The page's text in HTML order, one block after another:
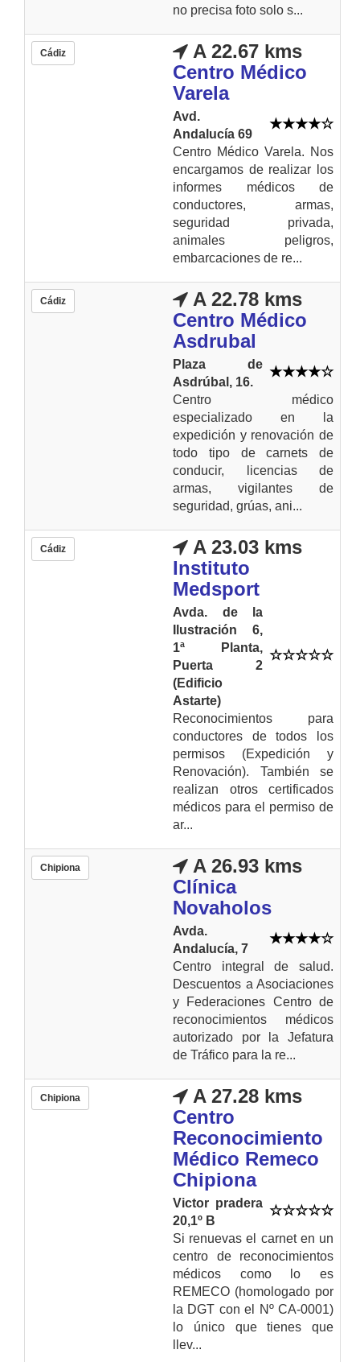
no precisa foto solo s...
Cádiz
A 22.67 kms
Centro Médico
Varela
Avd.
Andalucía 69
Centro Médico Varela. Nos
encargamos de realizar los
informes médicos de
conductores, armas,
seguridad privada,
animales peligros,
embarcaciones de re...
Cádiz
A 22.78 kms
Centro Médico
Asdrubal
Plaza de
Asdrúbal, 16.
Centro médico
especializado en la
expedición y renovación de
todo tipo de carnets de
conducir, licencias de
armas, vigilantes de
seguridad, grúas, ani...
Cádiz
A 23.03 kms
Instituto
Medsport
Avda. de la
Ilustración 6,
1ª Planta,
Puerta 2
(Edificio
Astarte)
Reconocimientos para
conductores de todos los
permisos (Expedición y
Renovación). También se
realizan otros certificados
médicos para el permiso de
ar...
Chipiona
A 26.93 kms
Clínica
Novaholos
Avda.
Andalucía, 7
Centro integral de salud.
Descuentos a Asociaciones
y Federaciones Centro de
reconocimientos médicos
autorizado por la Jefatura
de Tráfico para la re...
Chipiona
A 27.28 kms
Centro
Reconocimiento
Médico Remeco
Chipiona
Victor pradera
20,1º B
Si renuevas el carnet en un
centro de reconocimientos
médicos como lo es
REMECO (homologado por
la DGT con el Nº CA-0001)
lo único que tienes que
llev...